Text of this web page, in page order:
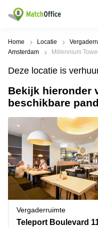
Huren / Verhuren
Productpagina's
Kantoorruimten
Business
Flexplekken
Coworking
Spaces
Vergaderruimten
Virtueel
Kantoor
Bedrijfsruimte
Populaire
Steden
Alkmaar
Amsterdam
Westpoort
Bergen
op
Zoom
Amersfoort
Breda
Populaire
zoekopdrachten
Kantoorruimte
in Breda
huren
Bergen
op
Zoom
Kantoor
huren
Kantoor
huren
Help
Over ons
Voeg je kantoorruimte
Huurprijs
Log in
Home Locatie
Amsterdam
Millennium
Deze locatie is
Bekijk hieronder
beschikbare
Vergaderruimte
Teleport Boulevard